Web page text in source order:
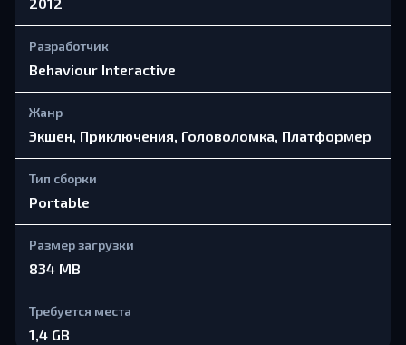
2012
Разработчик
Behaviour Interactive
Жанр
Экшен, Приключения, Головоломка, Платформер
Тип сборки
Portable
Размер загрузки
834 MB
Требуется места
1,4 GB